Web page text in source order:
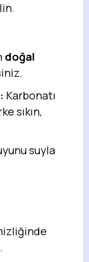
doğal
Karbonatı
sıkın,
suyla